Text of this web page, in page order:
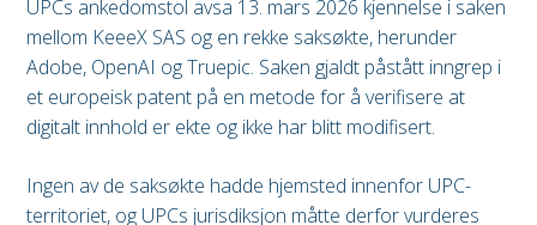
UPCs ankedomstol avsa 13. mars 2026 kjennelse i saken
mellom KeeeX SAS og en rekke saksøkte, herunder
Adobe, OpenAI og Truepic. Saken gjaldt påstått inngrep i
et europeisk patent på en metode for å verifisere at
digitalt innhold er ekte og ikke har blitt modifisert.
Ingen av de saksøkte hadde hjemsted innenfor UPC-
territoriet, og UPCs jurisdiksjon måtte derfor vurderes